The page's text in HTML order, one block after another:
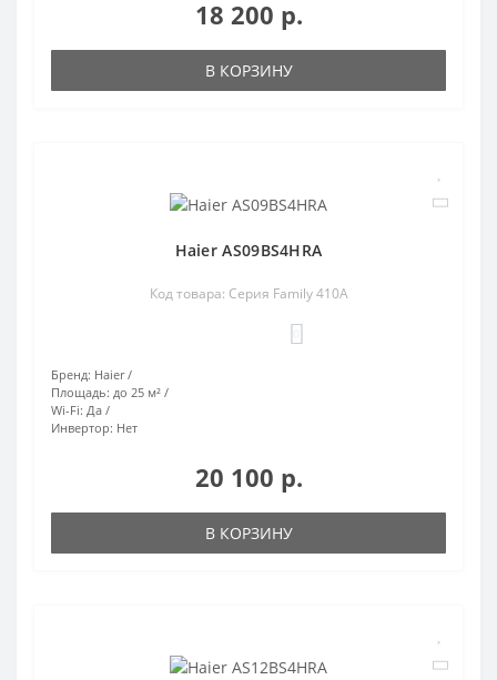
18 200 р.
В КОРЗИНУ
Haier AS09BS4HRA
Код товара: Серия Family 410A
Бренд: Haier
Площадь: до 25 м²
Wi-Fi: Да
Инвертор: Нет
20 100 р.
В КОРЗИНУ